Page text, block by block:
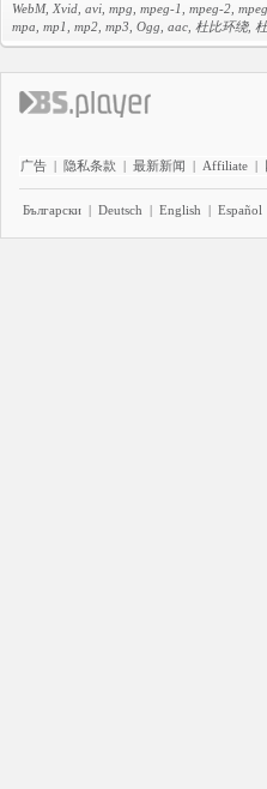
WebM, Xvid, avi, mpg, mpeg-1, mpeg-2,
mpa, mp1, mp2, mp3, Ogg, aac, 杜比环绕,
广告 | 隐私条款 | 最新新闻 | Affiliate |
Български | Deutsch | English | Español